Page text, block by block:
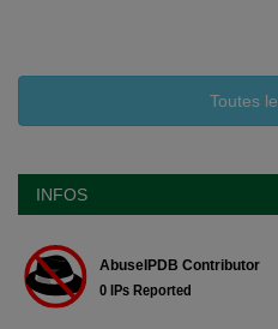
Toutes
INFOS